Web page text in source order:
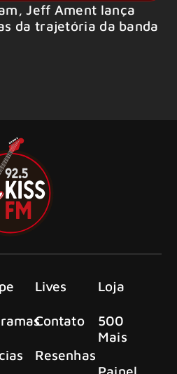
Jeff Ament lança
da trajetória da banda
Lives
Contato
Resenhas
Loja
500
Mais
Painel